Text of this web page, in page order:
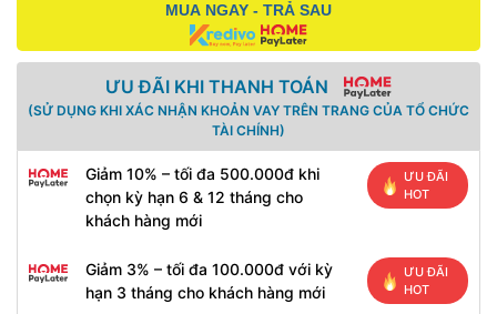
MUA NGAY - TRẢ SAU
ƯU ĐÃI KHI THANH TOÁN
(SỬ DỤNG KHI XÁC NHẬN KHOẢN VAY TRÊN TRANG CỦA TỔ CHỨC
TÀI CHÍNH)
Giảm 10% – tối đa 500.000đ khi
chọn kỳ hạn 6 & 12 tháng cho
khách hàng mới
ƯU ĐÃI
HOT
Giảm 3% – tối đa 100.000đ với kỳ
hạn 3 tháng cho khách hàng mới
ƯU ĐÃI
HOT